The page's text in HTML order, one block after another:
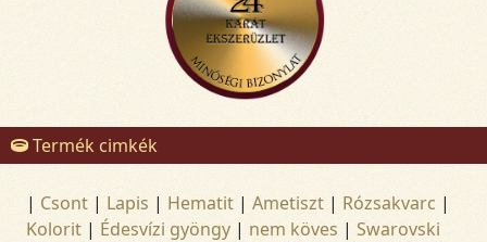
Termék cimkék
| Csont | Lapis | Hematit | Ametiszt | Rózsakvarc |
Kolorit | Édesvízi gyöngy | nem köves | Swarovski